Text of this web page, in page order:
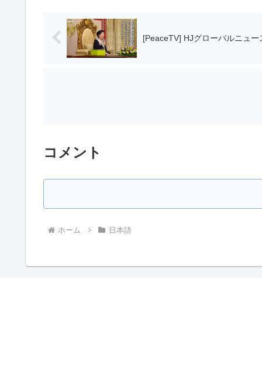
[PeaceTV] HJグローバルニュ
コメント
ホーム 日本語